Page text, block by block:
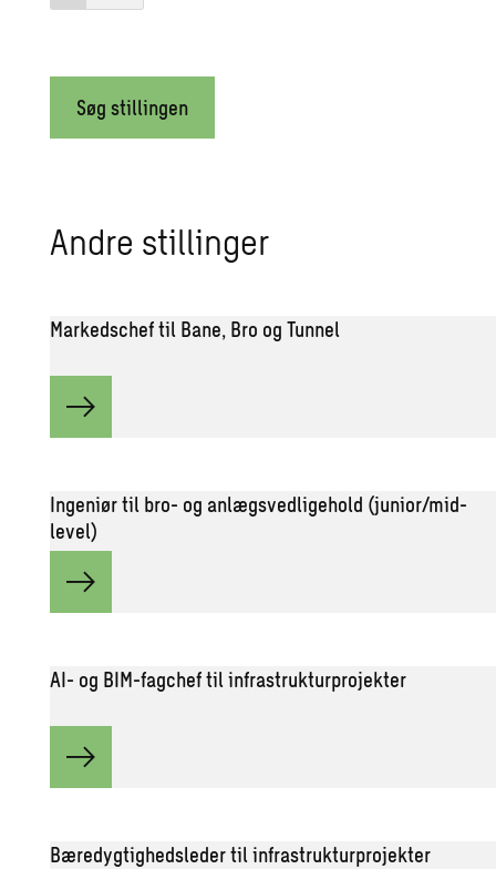
Søg stillingen
Andre stillinger
Markedschef til Bane, Bro og Tunnel
Ingeniør til bro- og anlægsvedligehold (junior/mid-
level)
AI- og BIM-fagchef til infrastrukturprojekter
Bæredygtighedsleder til infrastrukturprojekter